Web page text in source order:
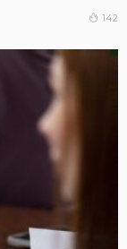
142